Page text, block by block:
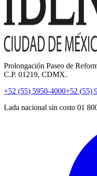
Prolongación Paseo de
C.P. 01219, CDMX.
+52 (55) 5950-4000+52 (55)
Lada nacional sin costo 01